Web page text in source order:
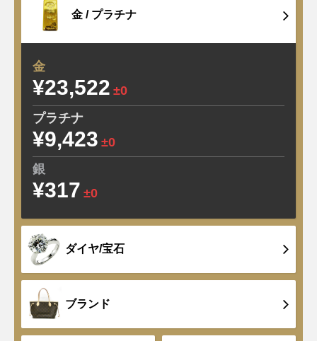
金 / プラチナ
金
¥23,522 ±0
プラチナ
¥9,423 ±0
銀
¥317 ±0
ダイヤ/宝石
ブランド